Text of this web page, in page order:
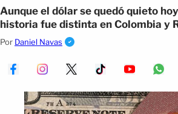
Aunque el dólar se quedó quieto
historia fue distinta en Colombia y
Dominicana. Así arrancó la jornada.
Por Daniel Navas